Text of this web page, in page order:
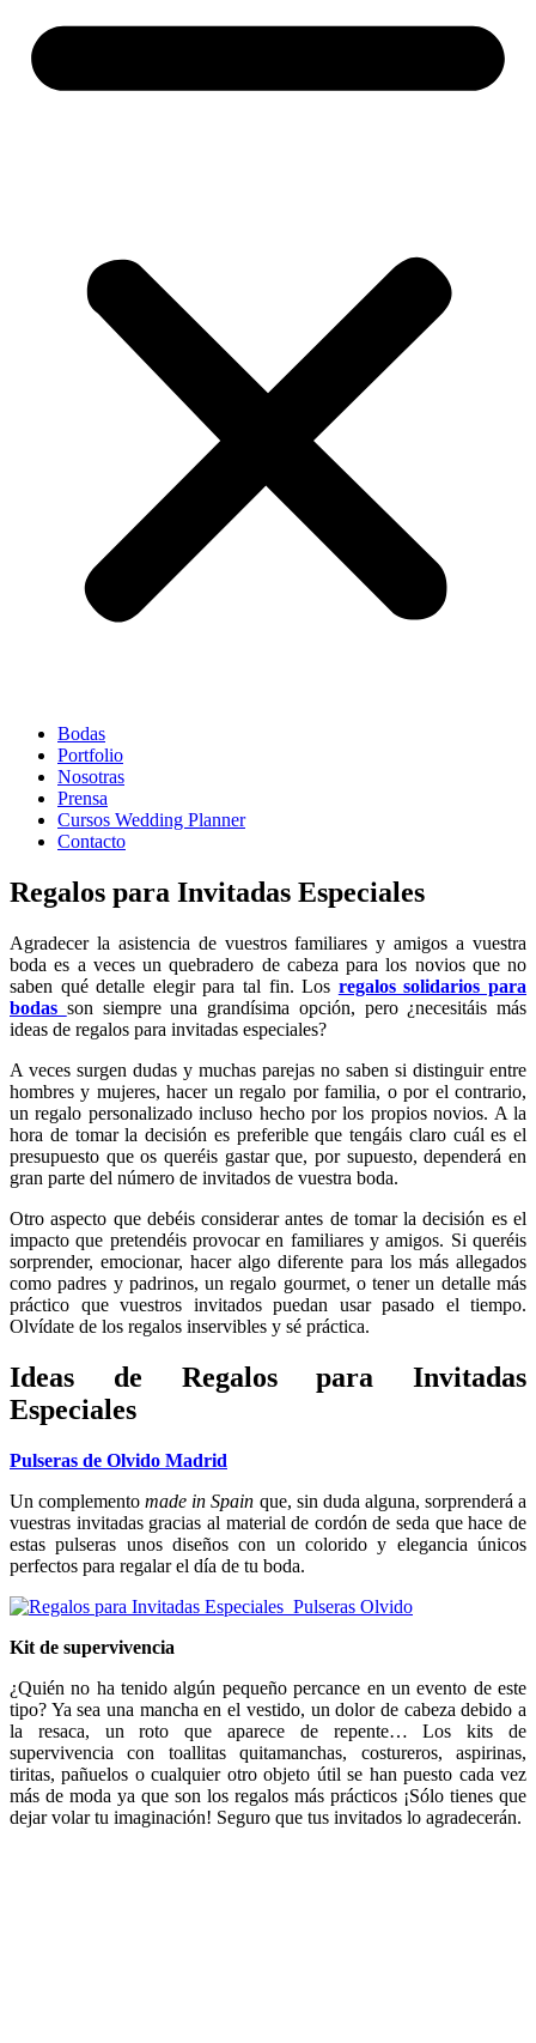
Bodas
Portfolio
Nosotras
Prensa
Cursos Wedding Planner
Contacto
Regalos para Invitadas Especiales
Agradecer la asistencia de vuestros familiares y amigos a vuestra
boda es a veces un quebradero de cabeza para los novios que no
saben qué detalle elegir para tal fin. Los regalos solidarios para
bodas son siempre una grandísima opción, pero ¿necesitáis más
ideas de regalos para invitadas especiales?
A veces surgen dudas y muchas parejas no saben si distinguir entre
hombres y mujeres, hacer un regalo por familia, o por el contrario,
un regalo personalizado incluso hecho por los propios novios. A la
hora de tomar la decisión es preferible que tengáis claro cuál es el
presupuesto que os queréis gastar que, por supuesto, dependerá en
gran parte del número de invitados de vuestra boda.
Otro aspecto que debéis considerar antes de tomar la decisión es el
impacto que pretendéis provocar en familiares y amigos. Si queréis
sorprender, emocionar, hacer algo diferente para los más allegados
como padres y padrinos, un regalo gourmet, o tener un detalle más
práctico que vuestros invitados puedan usar pasado el tiempo.
Olvídate de los regalos inservibles y sé práctica.
Ideas de Regalos para Invitadas
Especiales
Pulseras de Olvido Madrid
Un complementomade in Spain que, sin duda alguna, sorprenderá a
vuestras invitadas gracias al material de cordón de seda que hace de
estas pulseras unos diseños con un colorido y elegancia únicos
perfectos para regalar el día de tu boda.
Kit de supervivencia
¿Quién no ha tenido algún pequeño percance en un evento de este
tipo? Ya sea una mancha en el vestido, un dolor de cabeza debido a
la resaca, un roto que aparece de repente… Los kits de
supervivencia con toallitas quitamanchas, costureros, aspirinas,
tiritas, pañuelos o cualquier otro objeto útil se han puesto cada vez
más de moda ya que son los regalos más prácticos ¡Sólo tienes que
dejar volar tu imaginación! Seguro que tus invitados lo agradecerán.